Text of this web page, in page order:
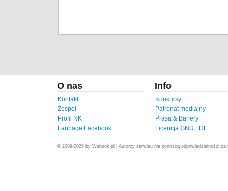
O nas
Kontakt
Zespół
Profil NK
Fanpage Facebook
Info
Konkursy
Patronat medialny
Prasa & Banery
Licencja GNU FDL
© 2009-2026 by Webook.pl | Autorzy serwisu nie ponoszą odpowiedzialności